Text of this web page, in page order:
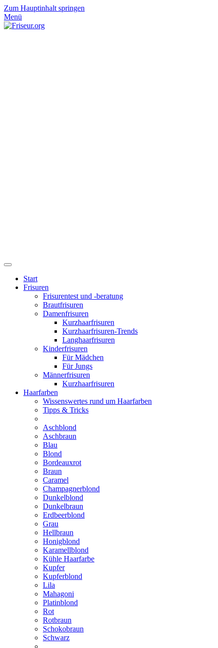
Zum Hauptinhalt springen
Menü
Start
Frisuren
Frisurentest und -beratung
Brautfrisuren
Damenfrisuren
Kurzhaarfrisuren
Kurzhaarfrisuren-Trends
Langhaarfrisuren
Kinderfrisuren
Für Mädchen
Für Jungs
Männerfrisuren
Kurzhaarfrisuren
Haarfarben
Wissenswertes rund um Haarfarben
Tipps & Tricks
Aschblond
Aschbraun
Blau
Blond
Bordeauxrot
Braun
Caramel
Champagnerblond
Dunkelblond
Dunkelbraun
Erdbeerblond
Grau
Hellbraun
Honigblond
Karamellblond
Kühle Haarfarbe
Kupfer
Kupferblond
Lila
Mahagoni
Platinblond
Rot
Rotbraun
Schokobraun
Schwarz